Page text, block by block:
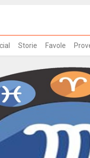
Storie Favole